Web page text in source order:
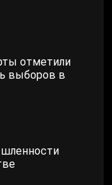
отметили
выборов в